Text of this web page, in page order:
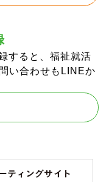
すると、福祉就活
い合わせもLINEか